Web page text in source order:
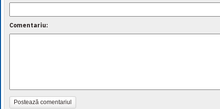
Comentariu:
Postează comentariul